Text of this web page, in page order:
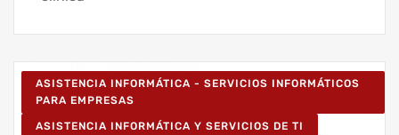
ASISTENCIA INFORMÁTICA - SERVICIOS INFORMÁTICOS
PARA EMPRESAS
ASISTENCIA INFORMÁTICA Y SERVICIOS DE TI